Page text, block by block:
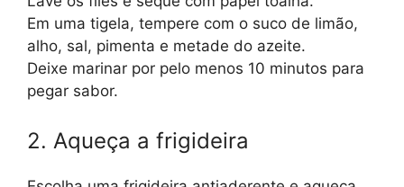
Em uma tigela, tempere com o suco de limão,
alho, sal, pimenta e metade do azeite.
Deixe marinar por pelo menos 10 minutos para
pegar sabor.
2. Aqueça a frigideira